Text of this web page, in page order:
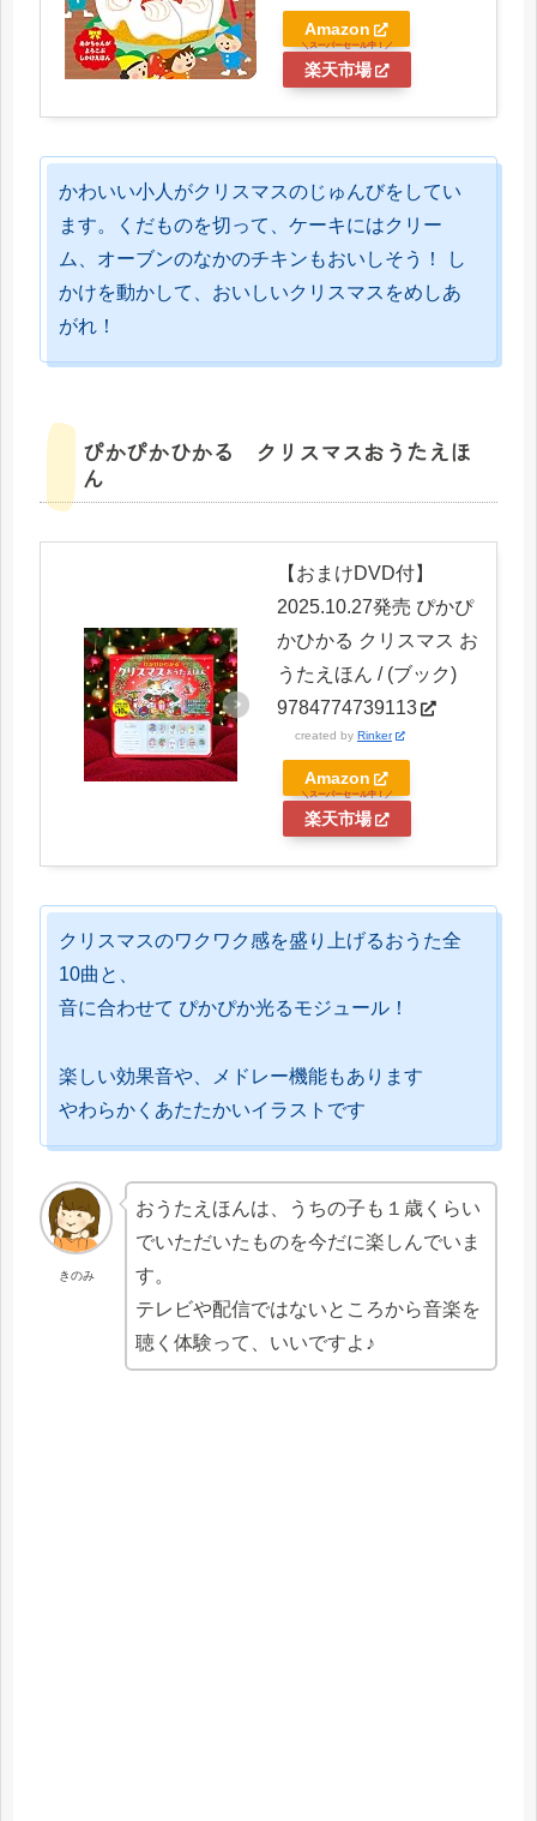
Amazon
楽天市場
かわいい小人がクリスマスのじゅんびをしてい
ます。くだものを切って、ケーキにはクリー
ム、オーブンのなかのチキンもおいしそう！ し
かけを動かして、おいしいクリスマスをめしあ
がれ！
ぴかぴかひかる クリスマスおうたえほ
ん
【おまけDVD付】
2025.10.27発売 ぴかぴ
かひかる クリスマス お
うたえほん / (ブック)
9784774739113
created by Rinker
Amazon
楽天市場
クリスマスのワクワク感を盛り上げるおうた全
10曲と、
音に合わせて ぴかぴか光るモジュール！
楽しい効果音や、メドレー機能もあります
やわらかくあたたかいイラストです
きのみ
おうたえほんは、うちの子も１歳くらい
でいただいたものを今だに楽しんでいま
す。
テレビや配信ではないところから音楽を
聴く体験って、いいですよ♪